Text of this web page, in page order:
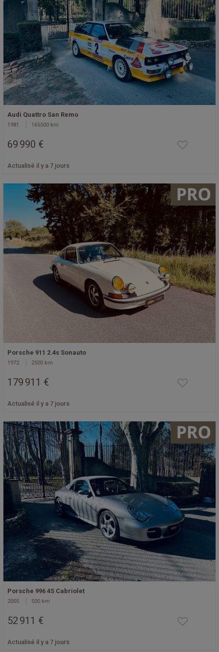
Audi Quattro San Remo
1981 165500 km
69 990 €
Actualisé il y a 7 jours
Porsche 911 2.4s Sonauto
1972 2500 km
179 911 €
Actualisé il y a 7 jours
Porsche 996 4S Cabriolet
2005 500 km
52 911 €
Actualisé il y a 7 jours